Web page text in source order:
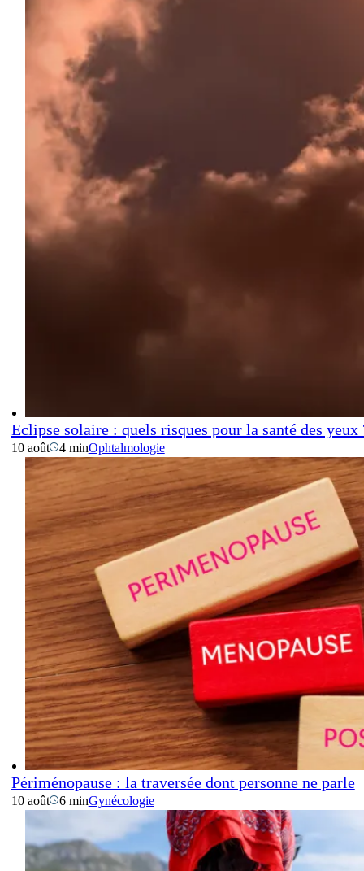
Eclipse solaire : quels risques pour la santé des yeux
10 août 4 minOphtalmologie
Périménopause : la traversée dont personne ne parle
10 août 6 minGynécologie